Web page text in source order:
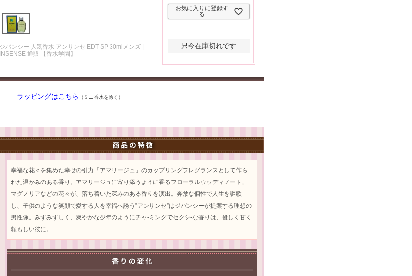
ジバンシー 人気香水 アンサンセ EDT SP 30mlメンズ |
INSENSE 通販 【香水学園】
お気に入りに登録す
る
只今在庫切れです
ラッピングはこちら （ミニ香水を除く）
幸福な花々を集めた幸せの引力「アマリージュ」のカップリングフレグランスとして作ら
れた温かみのある香り。アマリージュに寄り添うように香るフローラルウッディノート。
マグノリアなどの花々が、落ち着いた深みのある香りを演出。奔放な個性で人生を謳歌
し、子供のような笑顔で愛する人を幸福へ誘う”アンサンセ”はジバンシーが提案する理想の
男性像。みずみずしく、爽やかな少年のようにチャ-ミングでセクシ-な香りは、優しく甘く
頼もしい彼に。